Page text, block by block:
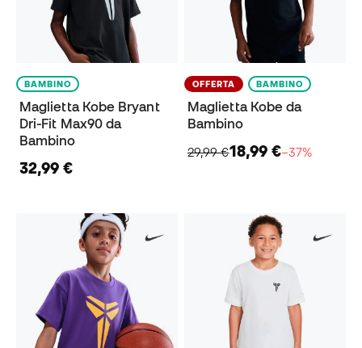
BAMBINO
Maglietta Kobe Bryant
Dri-Fit Max90 da
Bambino
32,99 €
OFFERTA BAMBINO
Maglietta Kobe da
Bambino
29,99 €18,99 €−37%